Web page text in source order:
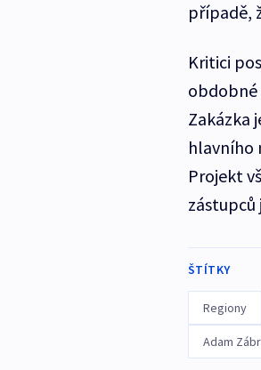
případě,
Kritici
obdobné
Zakázka
hlavního
Projekt
zástupců
ŠTÍTKY
Regiony
Adam